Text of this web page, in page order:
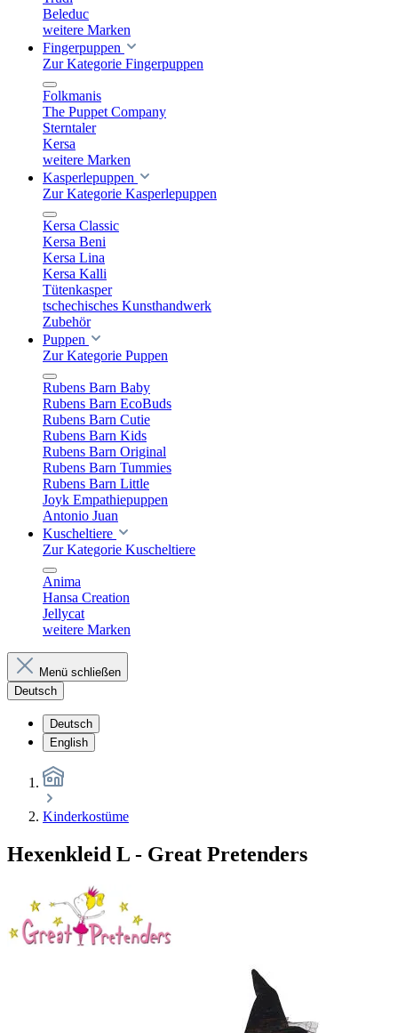
Beleduc
weitere Marken
Fingerpuppen
Zur Kategorie Fingerpuppen
Folkmanis
The Puppet Company
Sterntaler
Kersa
weitere Marken
Kasperlepuppen
Zur Kategorie Kasperlepuppen
Kersa Classic
Kersa Beni
Kersa Lina
Kersa Kalli
Tütenkasper
tschechisches Kunsthandwerk
Zubehör
Puppen
Zur Kategorie Puppen
Rubens Barn Baby
Rubens Barn EcoBuds
Rubens Barn Cutie
Rubens Barn Kids
Rubens Barn Original
Rubens Barn Tummies
Rubens Barn Little
Joyk Empathiepuppen
Antonio Juan
Kuscheltiere
Zur Kategorie Kuscheltiere
Anima
Hansa Creation
Jellycat
weitere Marken
Menü schließen
Deutsch
Deutsch
English
Kinderkostüme
Hexenkleid L - Great Pretenders